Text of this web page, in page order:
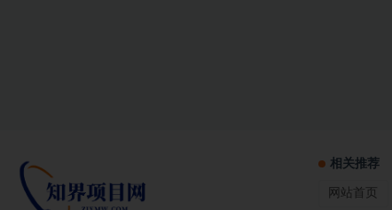
相关推荐
网站首页